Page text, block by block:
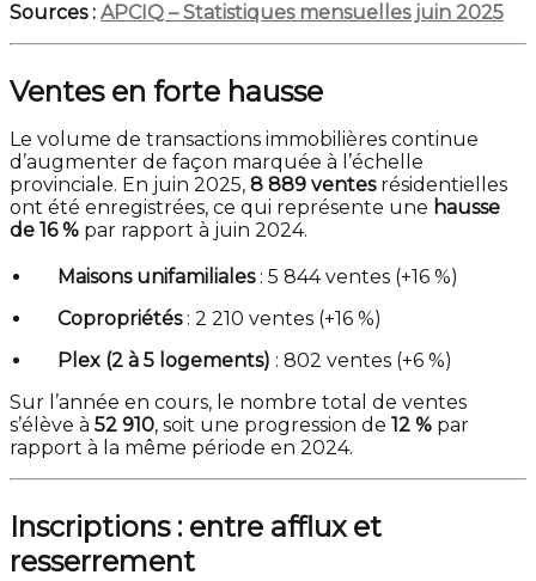
Sources : APCIQ – Statistiques mensuelles juin 2025
Ventes en forte hausse
Le volume de transactions immobilières continue
d’augmenter de façon marquée à l’échelle
provinciale. En juin 2025, 8 889 ventesrésidentielles
ont été enregistrées, ce qui représente une hausse
de 16 % par rapport à juin 2024.
Maisons unifamiliales: 5 844 ventes (+16 %)
Copropriétés: 2 210 ventes (+16 %)
Plex (2 à 5 logements) : 802 ventes (+6 %)
Sur l’année en cours, le nombre total de ventes
s’élève à 52 910, soit une progression de 12 % par
rapport à la même période en 2024.
Inscriptions : entre afflux et
resserrement